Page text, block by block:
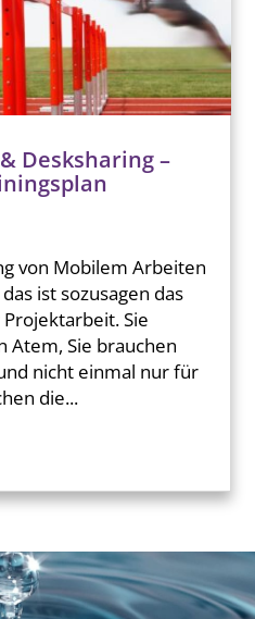
Desksharing –
von Mobilem Arbeiten
ist sozusagen das
Sie
Atem, Sie brauchen
nicht einmal nur für
die...